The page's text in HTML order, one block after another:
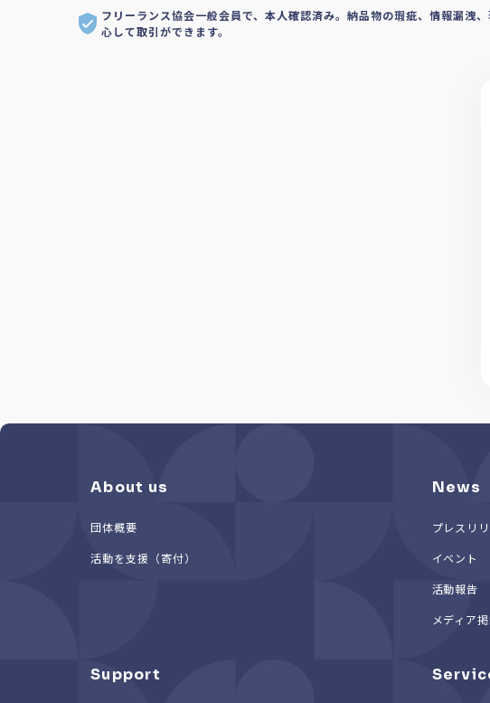
フリーランス協会一般会員で、本人確認済み。納品物の瑕疵、情報漏洩
心して取引ができます。
About us
団体概要
活動を支援（寄付）
News
プレスリ
イベント
活動報告
メディア
Support